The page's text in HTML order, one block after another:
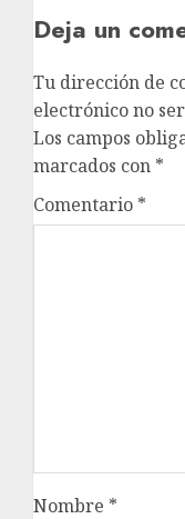
Deja un
Tu dirección de
electrónico no
Los campos
marcados con *
Comentario *
Nombre *